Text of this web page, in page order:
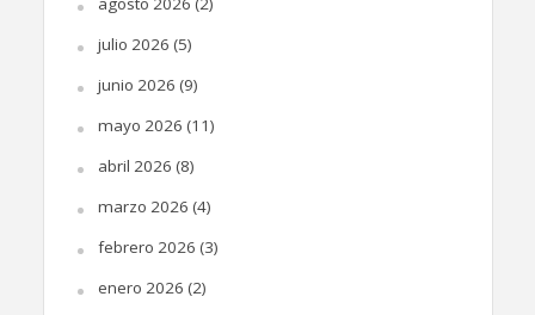
julio 2026 (5)
junio 2026 (9)
mayo 2026 (11)
abril 2026 (8)
marzo 2026 (4)
febrero 2026 (3)
enero 2026 (2)